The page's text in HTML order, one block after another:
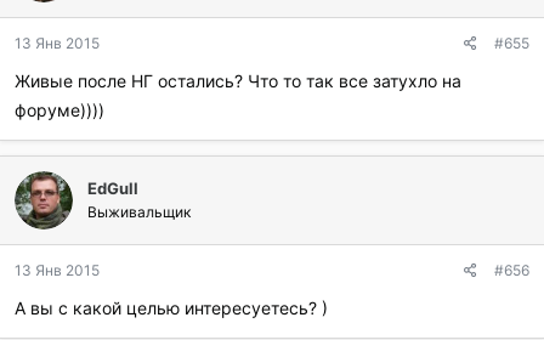
13 Янв 2015 #655
Живые после НГ остались? Что то так все затухло на
форуме))))
EdGull
Выживальщик
13 Янв 2015 #656
А вы с какой целью интересуетесь? )